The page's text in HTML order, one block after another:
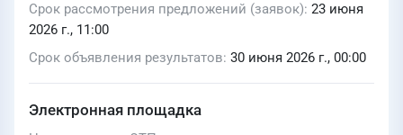
Срок рассмотрения предложений (заявок) 23 июня
2026 г., 11:00
Срок объявления результатов 30 июня 2026 г., 00:00
Электронная площадка